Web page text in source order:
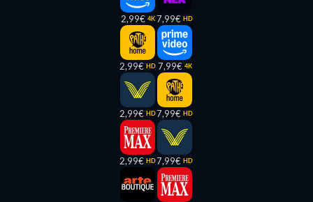
2,99€ 4K
2,99€ HD
2,99€ HD
2,99€ HD
7,99€ HD
7,99€ 4K
7,99€ HD
7,99€ HD